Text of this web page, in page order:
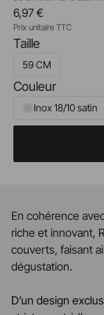
Taille
59 CM
Couleur
Inox 18/10 satin
6,97 €
Prix unitaire TTC
En cohérence
riche et innovant,
couverts, faisant
dégustation.
D’un design